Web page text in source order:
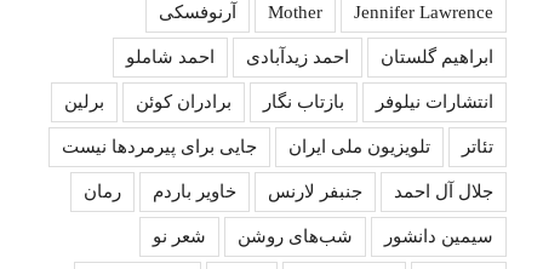
Jennifer Lawrence
Mother آرنوفسکی
ابراهیم گلستان احمد زیدآبادی احمد شاملو
انتشارات نیلوفر بازتاب نگار برادران کوئن برلین
تئاتر تلویزیون ملی ایران جایی برای پیرمردها نیست
جلال آل احمد جنبفر لارنس خاویر باردم رمان
سیمین دانشور شب‌های روشن شعر نو